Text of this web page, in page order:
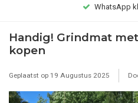
WhatsApp
Handig! Grindmat
kopen
Geplaatst op 19 Augustus 2025